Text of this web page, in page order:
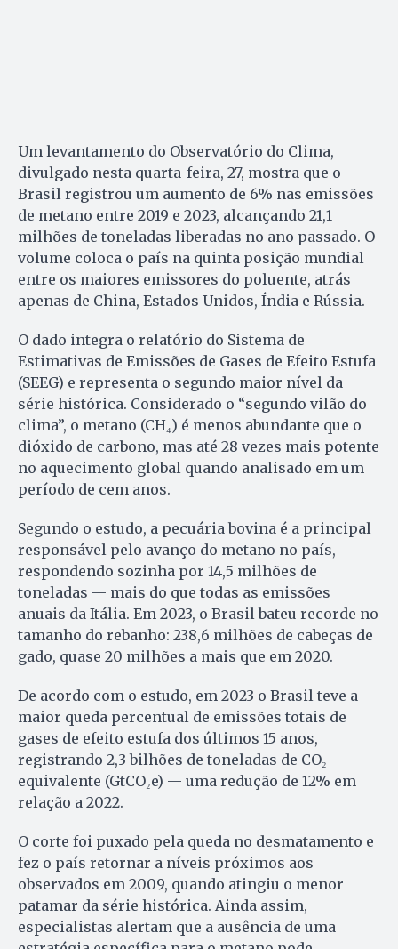
Um levantamento do Observatório do Clima,
divulgado nesta quarta-feira, 27, mostra que o
Brasil registrou um aumento de 6% nas emissões
de metano entre 2019 e 2023, alcançando 21,1
milhões de toneladas liberadas no ano passado. O
volume coloca o país na quinta posição mundial
entre os maiores emissores do poluente, atrás
apenas de China, Estados Unidos, Índia e Rússia.
O dado integra o relatório do Sistema de
Estimativas de Emissões de Gases de Efeito Estufa
(SEEG) e representa o segundo maior nível da
série histórica. Considerado o “segundo vilão do
clima”, o metano (CH₄) é menos abundante que o
dióxido de carbono, mas até 28 vezes mais potente
no aquecimento global quando analisado em um
período de cem anos.
Segundo o estudo, a pecuária bovina é a principal
responsável pelo avanço do metano no país,
respondendo sozinha por 14,5 milhões de
toneladas — mais do que todas as emissões
anuais da Itália. Em 2023, o Brasil bateu recorde no
tamanho do rebanho: 238,6 milhões de cabeças de
gado, quase 20 milhões a mais que em 2020.
De acordo com o estudo, em 2023 o Brasil teve a
maior queda percentual de emissões totais de
gases de efeito estufa dos últimos 15 anos,
registrando 2,3 bilhões de toneladas de CO₂
equivalente (GtCO₂e) — uma redução de 12% em
relação a 2022.
O corte foi puxado pela queda no desmatamento e
fez o país retornar a níveis próximos aos
observados em 2009, quando atingiu o menor
patamar da série histórica. Ainda assim,
especialistas alertam que a ausência de uma